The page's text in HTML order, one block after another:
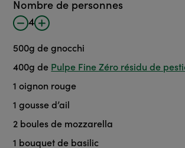
Nombre de personnes
4
500g de gnocchi
400g de Pulpe Fine Zéro résidu de
1 oignon rouge
1 gousse d’ail
2 boules de mozzarella
1 bouquet de basilic